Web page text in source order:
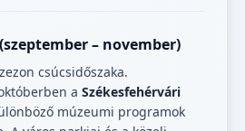
– november)
csúcsidőszaka.
a Székesfehérvári
múzeumi programok